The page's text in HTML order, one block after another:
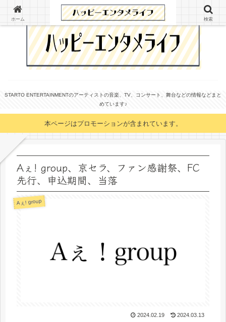
STARTO ENTERTAINMENTのアーティストの音楽、TV、コンサート、舞台などの情報などまと
めています♪
本ページはプロモーションが含まれています。
Aぇ! group、京セラ、ファン感謝祭、FC
先行、申込期間、当落
Aぇ! group
2024.02.19 2024.03.13
ホーム 検索